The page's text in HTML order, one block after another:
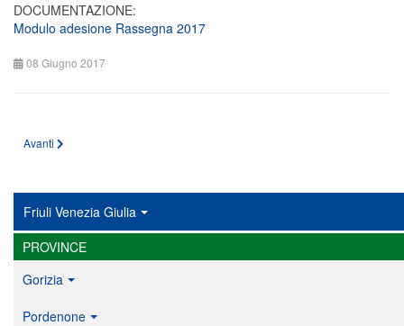
DOCUMENTAZIONE:
Modulo adesione Rassegna 2017
08 Giugno 2017
Articolo successivo: Campus "Musica Insieme" 2017
Avanti
Friuli Venezia Giulia
PROVINCE
Gorizia
Pordenone